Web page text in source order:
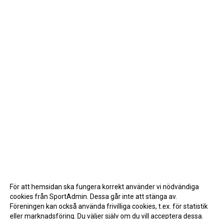
För att hemsidan ska fungera korrekt använder vi nödvändiga
cookies från SportAdmin. Dessa går inte att stänga av.
Föreningen kan också använda frivilliga cookies, t.ex. för statistik
eller marknadsföring. Du väljer själv om du vill acceptera dessa.